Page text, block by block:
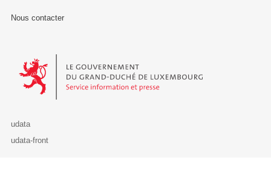
Nous contacter
Le Gouvernement du Grand-Duché de Luxembourg - Service
udata
udata-front